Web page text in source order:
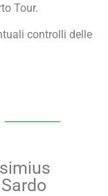
Tour.
controlli delle